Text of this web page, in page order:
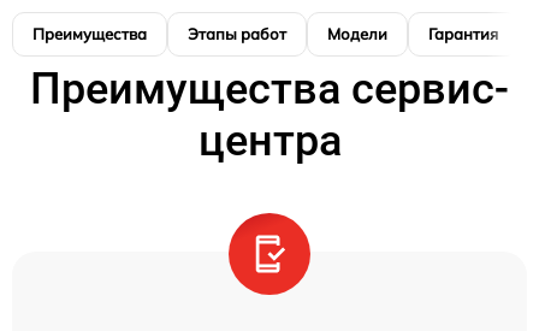
Преимущества Этапы работ Модели Гарантия
Преимущества сервис-
центра